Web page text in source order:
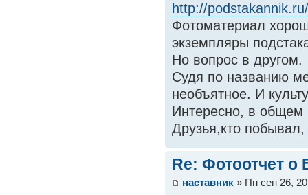
http://
Фотоматериал
экземпляры
Но вопрос в другом.
Судя по названию
необъятное. И
Интересно, в общем
Друзья,кто
Re: Фотоотчет
наставник » Пн сен 26,